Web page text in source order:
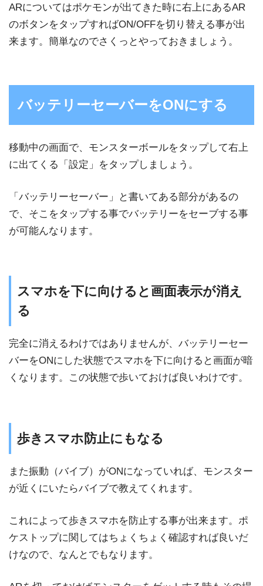
ARについてはポケモンが出てきた時に右上にあるAR
のボタンをタップすればON/OFFを切り替える事が出
来ます。簡単なのでさくっとやっておきましょう。
バッテリーセーバーをONにする
移動中の画面で、モンスターボールをタップして右上
に出てくる「設定」をタップしましょう。
「バッテリーセーバー」と書いてある部分があるの
で、そこをタップする事でバッテリーをセーブする事
が可能んなります。
スマホを下に向けると画面表示が消え
る
完全に消えるわけではありませんが、バッテリーセー
バーをONにした状態でスマホを下に向けると画面が暗
くなります。この状態で歩いておけば良いわけです。
歩きスマホ防止にもなる
また振動（バイブ）がONになっていれば、モンスター
が近くにいたらバイブで教えてくれます。
これによって歩きスマホを防止する事が出来ます。ポ
ケストップに関してはちょくちょく確認すれば良いだ
けなので、なんとでもなります。